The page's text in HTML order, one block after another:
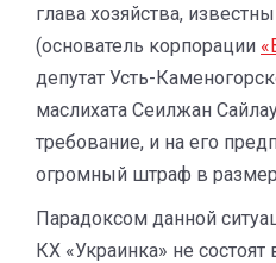
глава хозяйства,
(основатель корпорации
депутат Усть-
маслихата Сеилжан
требование, и на его
огромный штраф в
Парадоксом данной
КХ «Украинка» не